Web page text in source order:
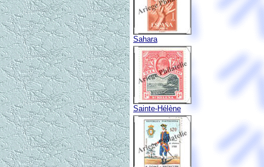
Sahara
Sainte-Hélène